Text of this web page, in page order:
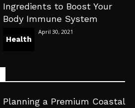
Ingredients to Boost Your
Body Immune System
Health
April 30, 2021
Planning a Premium Coastal